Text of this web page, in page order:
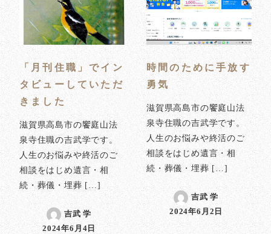
「月刊住職」でイン
タビューしていただ
きました
滋賀県高島市の饗庭山法
泉寺住職の吉武学です。
人生のお悩みや終活のご
相談をはじめ遺言・相
続・葬儀・埋葬 […]
吉武 学
2024年6月4日
時間のために手放す
勇気
滋賀県高島市の饗庭山法
泉寺住職の吉武学です。
人生のお悩みや終活のご
相談をはじめ遺言・相
続・葬儀・埋葬 […]
吉武 学
投稿日
2024年6月2日